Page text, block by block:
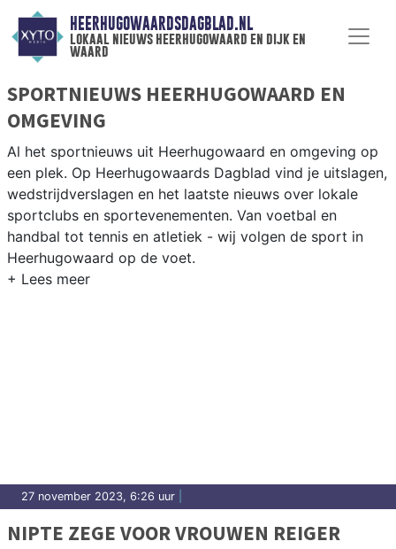
HEERHUGOWAARDSDAGBLAD.NL
lokaal nieuws heerhugowaard en dijk en
waard
SPORTNIEUWS HEERHUGOWAARD EN
OMGEVING
Al het sportnieuws uit Heerhugowaard en omgeving op
een plek. Op Heerhugowaards Dagblad vind je uitslagen,
wedstrijdverslagen en het laatste nieuws over lokale
sportclubs en sportevenementen. Van voetbal en
handbal tot tennis en atletiek - wij volgen de sport in
Heerhugowaard op de voet.
27 november 2023, 6:26 uur
NIPTE ZEGE VOOR VROUWEN REIGER